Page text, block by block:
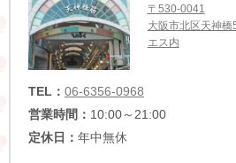
〒530-0041
大阪市北区天神
エス内
TEL： 06-6356-0968
営業時間： 10:00～21:00
定休日： 年中無休